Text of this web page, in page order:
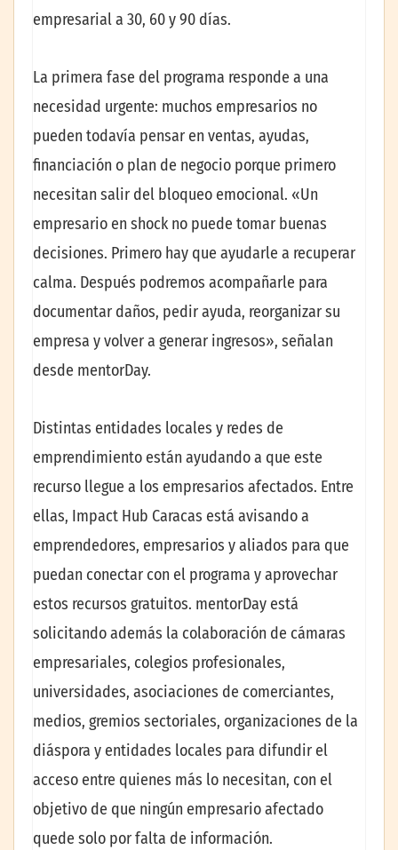
empresarial a 30, 60 y 90 días.
La primera fase del programa responde a una
necesidad urgente: muchos empresarios no
pueden todavía pensar en ventas, ayudas,
financiación o plan de negocio porque primero
necesitan salir del bloqueo emocional. «Un
empresario en shock no puede tomar buenas
decisiones. Primero hay que ayudarle a recuperar
calma. Después podremos acompañarle para
documentar daños, pedir ayuda, reorganizar su
empresa y volver a generar ingresos», señalan
desde mentorDay.
Distintas entidades locales y redes de
emprendimiento están ayudando a que este
recurso llegue a los empresarios afectados. Entre
ellas, Impact Hub Caracas está avisando a
emprendedores, empresarios y aliados para que
puedan conectar con el programa y aprovechar
estos recursos gratuitos. mentorDay está
solicitando además la colaboración de cámaras
empresariales, colegios profesionales,
universidades, asociaciones de comerciantes,
medios, gremios sectoriales, organizaciones de la
diáspora y entidades locales para difundir el
acceso entre quienes más lo necesitan, con el
objetivo de que ningún empresario afectado
quede solo por falta de información.